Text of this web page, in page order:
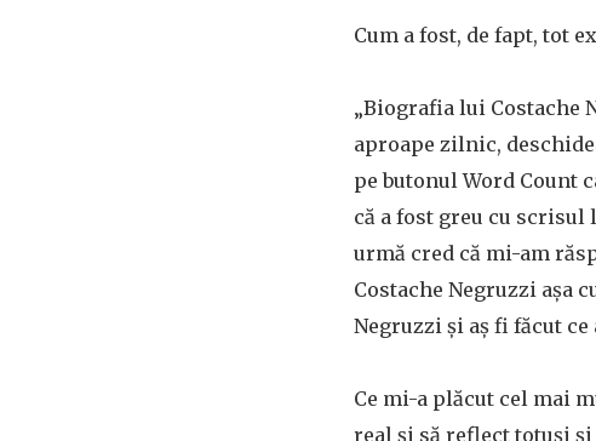
Cum a fost, de fapt, tot
„Biografia lui Costache
aproape zilnic,
pe butonul Word Count
că a fost greu cu scrisul
urmă cred că mi-am
Costache Negruzzi așa
Negruzzi și aș fi făcut
Ce mi-a plăcut cel mai
real și să reflect totuși